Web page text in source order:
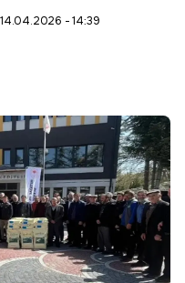
14.04.2026 - 14:39